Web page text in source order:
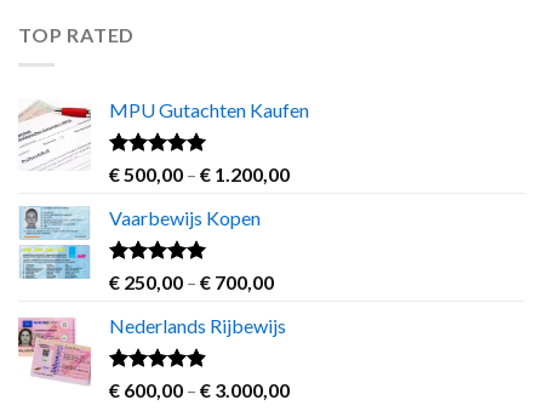
TOP RATED
MPU Gutachten Kaufen
Rated5.00
out of 5
€500,00 – € 1.200,00Price
Vaarbewijs Kopen
Rated4.63
out of 5
€ 250,00 – € 700,00Price
€ 250,00
€ 700,00
Nederlands Rijbewijs
Rated4.60
out of 5
€ 600,00 – € 3.000,00Price